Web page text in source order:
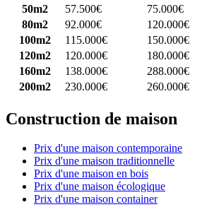
50m2
57.500€ 75.000€
80m2
92.000€ 120.000€
100m2
115.000€ 150.000€
120m2
120.000€ 180.000€
160m2
138.000€ 288.000€
200m2
230.000€ 260.000€
Construction de maison
Prix d'une maison contemporaine
Prix d'une maison traditionnelle
Prix d'une maison en bois
Prix d'une maison écologique
Prix d'une maison container